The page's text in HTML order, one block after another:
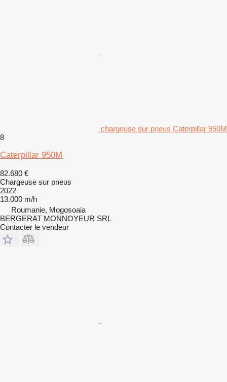
chargeuse sur pneus Caterpillar 950M
8
Caterpillar 950M
82.680 €
Chargeuse sur pneus
2022
13.000 m/h
Roumanie, Mogosoaia
BERGERAT MONNOYEUR SRL
Contacter le vendeur